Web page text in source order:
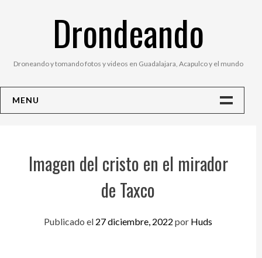
Drondeando
Droneando y tomando fotos y videos en Guadalajara, Acapulco y el mundo
MENU
FotosImagen del cristo en el mirador
de Taxco
Publicado el 27 diciembre, 2022 por Huds